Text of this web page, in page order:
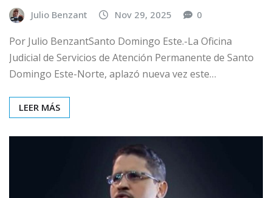
Julio Benzant Nov 29, 2025 0
Por Julio BenzantSanto Domingo Este.-La Oficina
Judicial de Servicios de Atención Permanente de Santo
Domingo Este-Norte, aplazó nueva vez este…
LEER MÁS